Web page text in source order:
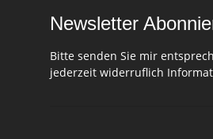
Newsletter
Bitte senden Sie mir
jederzeit widerruflich